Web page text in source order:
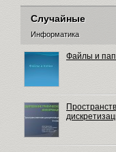
Случайные
Информатика
Файлы и